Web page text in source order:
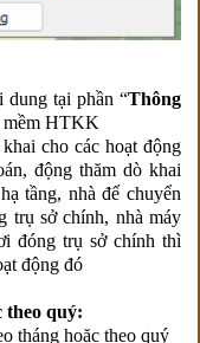
dung tại phần “Thông
mềm HTKK
cho các hoạt động
động thăm dò khai
tầng, nhà để chuyển
trụ sở chính, nhà máy
đóng trụ sở chính thì
động đó
theo quý:
tháng hoặc theo quý